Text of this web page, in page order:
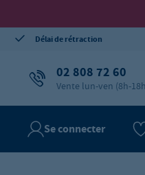
Délai de rétraction
02 808 72 60
Vente lun-ven (8h-
Se connecter